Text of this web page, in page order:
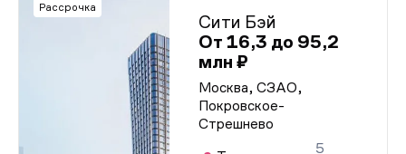
Рассрочка
Сити Бэй
От 16,3 до 95,2
млн ₽
Москва, СЗАО,
Покровское-
Стрешнево
5